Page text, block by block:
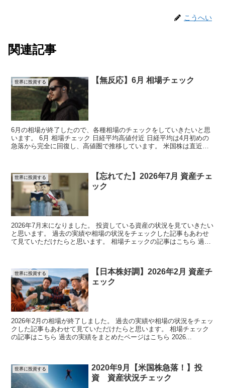
こうへい
関連記事
世界に投資する 【無反応】6月 相場チェック
6月の相場が終了したので、各種相場のチェックをしていきたいと思
います。 6月 相場チェック 日経平均高値付近 日経平均は4月初めの
急落から完全に回復し、高値圏で推移しています。 米国株は直近高
世界に投資する
【忘れてた】2026年7月 資産チェ
ック
2026年7月末になりました。 投資している資産の状況を見ていきたい
と思います。 過去の実績や相場の状況をチェックした記事もあわせ
て見ていただけたらと思います。 相場チェックの記事はこちら 過去
世界に投資する
【日本株好調】2026年2月 資産チ
ェック
2026年2月の相場が終了しました。 過去の実績や相場の状況をチェッ
クした記事もあわせて見ていただけたらと思います。 相場チェック
の記事はこちら 過去の実績をまとめたページはこちら 2026...
世界に投資する
2020年9月【米国株急落！】投
資 資産状況チェック